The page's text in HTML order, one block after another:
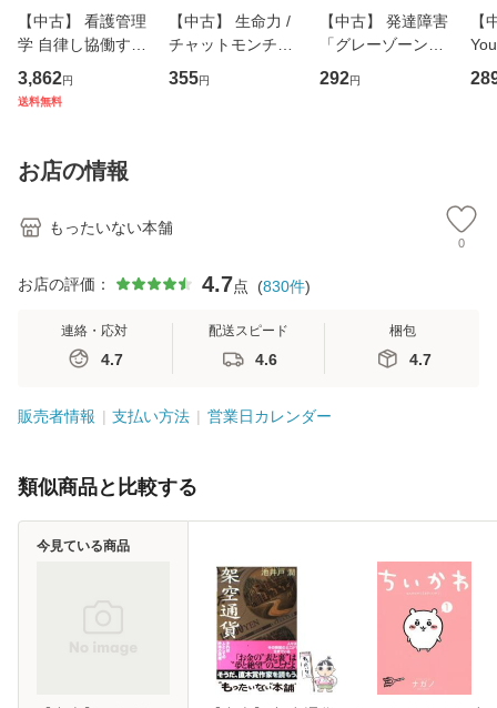
【中古】 看護管理
学 自律し協働する
専門職の看護マネ
ジメントスキル 改
恵 藤本幸三 / 南江
堂 [単行
3,862円
送料無料
【中古】 生命力 /
チャットモンチー /
キューンレコード
[CD]【メール便送
355円
【中古】 発達障害
「グレーゾーン」
その正しい理解と
克服法 (SB新書 57
292円
【
のが
お店の情報
もったいない本舗
0
お店の評価： 4.7点 (830件)
連絡・応対
4.7
配送スピード
4.6
梱包
4.7
販売者情報 支払い方法 営業日カレンダー
類似商品と比較する
今見ている商品